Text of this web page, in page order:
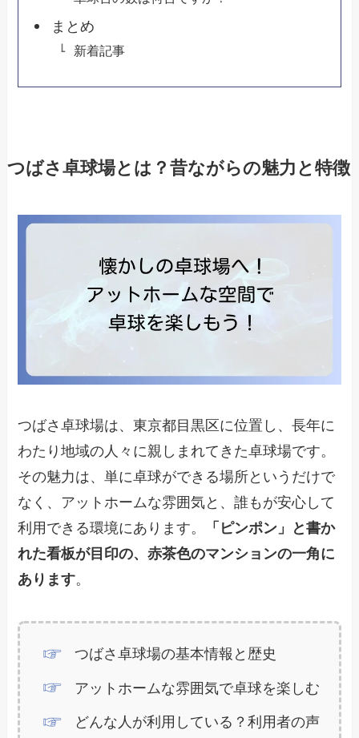
まとめ
新着記事
つばさ卓球場とは？昔ながらの魅力と特徴
つばさ卓球場は、東京都目黒区に位置し、長年に
わたり地域の人々に親しまれてきた卓球場です。
その魅力は、単に卓球ができる場所というだけで
なく、アットホームな雰囲気と、誰もが安心して
利用できる環境にあります。
「ピンポン」と書か
れた看板が目印の、赤茶色のマンションの一角に
あります。
つばさ卓球場の基本情報と歴史
アットホームな雰囲気で卓球を楽しむ
どんな人が利用している？利用者の声